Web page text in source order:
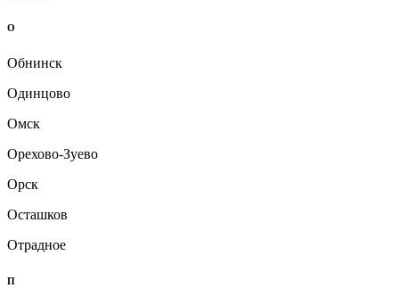
О
Обнинск
Одинцово
Омск
Орехово-Зуево
Орск
Осташков
Отрадное
П